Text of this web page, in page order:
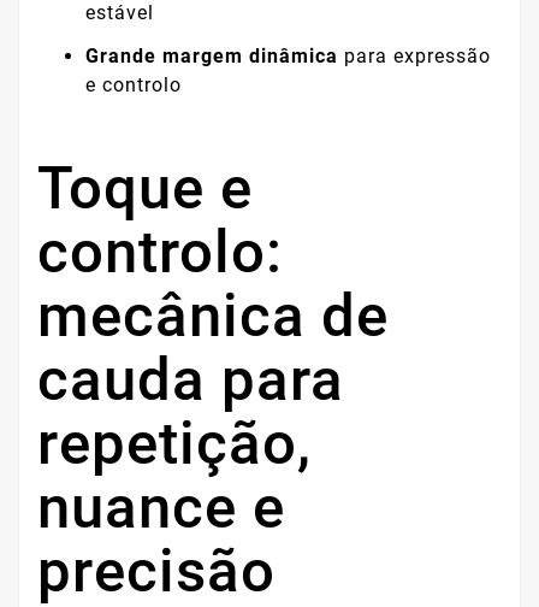
estável
Grande margem dinâmica para expressão
e controlo
Toque e
controlo:
mecânica de
cauda para
repetição,
nuance e
precisão